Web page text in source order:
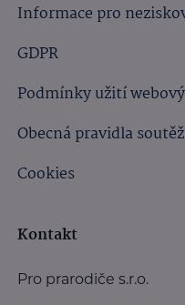
Informace pro
GDPR
Podmínky užití
Obecná pravidla
Cookies
Kontakt
Pro prarodiče s.r.o.